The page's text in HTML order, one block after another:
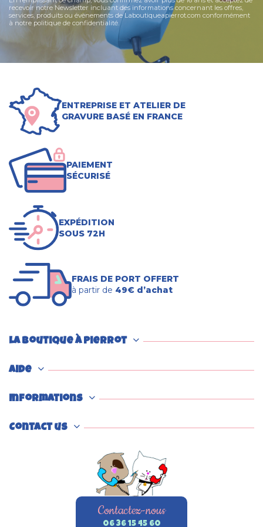
recevoir notre Newsletter incluant des informations concernant les offres,
services, produits ou évènements de Laboutiqueapierrot.com conformément
à notre politique de confidentialité.
ENTREPRISE ET ATELIER DE
GRAVURE BASÉ EN FRANCE
PAIEMENT
SÉCURISÉ
EXPÉDITION
SOUS 72H
FRAIS DE PORT OFFERT
à partir de 49€ d’achat
La boutique à Pierrot
Aide
Informations
Contact us
Contactez-nous
06 36 15 45 60